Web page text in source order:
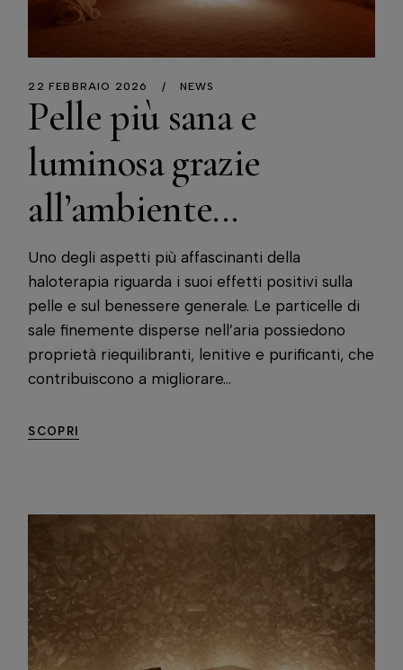
22 FEBBRAIO 2026 NEWS
Pelle più sana e
luminosa grazie
all’ambiente...
Uno degli aspetti più affascinanti della
haloterapia riguarda i suoi effetti positivi sulla
pelle e sul benessere generale. Le particelle di
sale finemente disperse nell’aria possiedono
proprietà riequilibranti, lenitive e purificanti, che
contribuiscono a migliorare...
SCOPRI